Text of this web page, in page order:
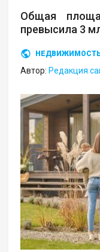
Общая
превысила 3
Автор: Редакция